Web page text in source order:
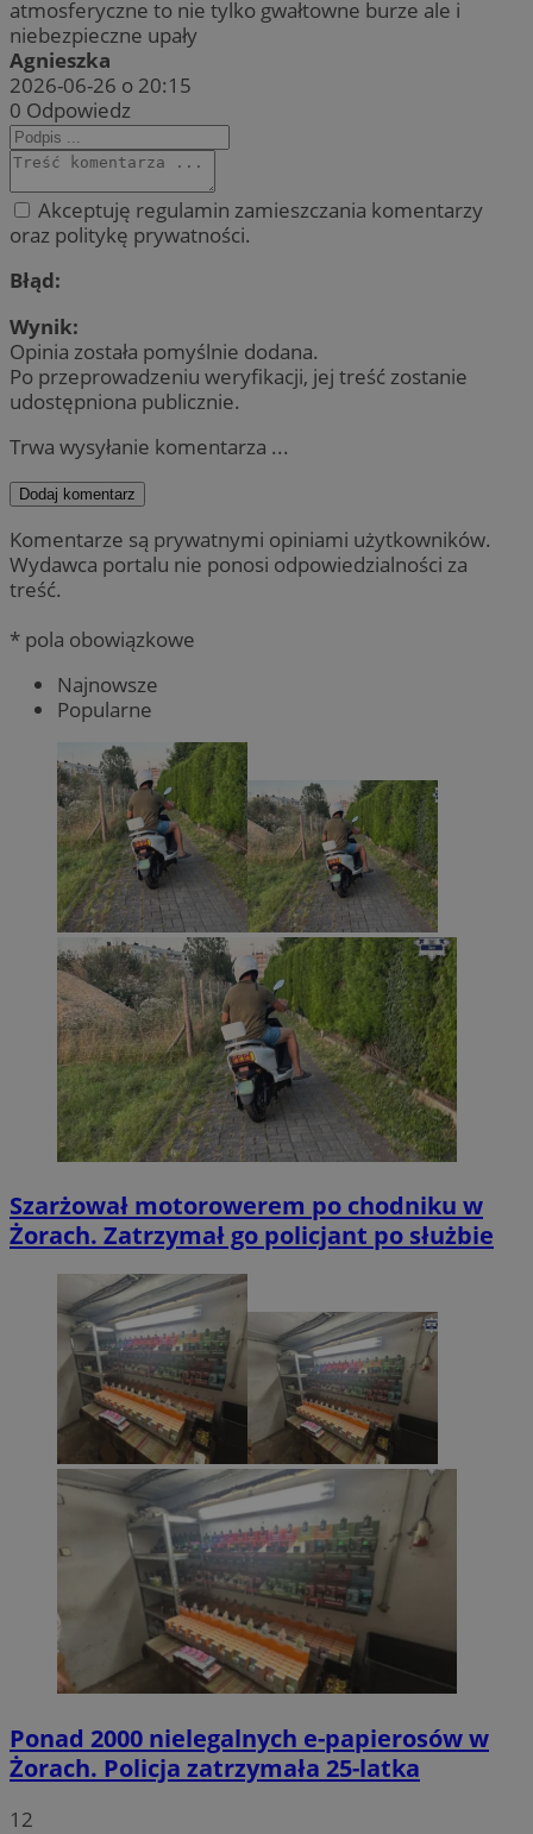
atmosferyczne to nie tylko gwałtowne burze ale i
niebezpieczne upały
Agnieszka
2026-06-26 o 20:15
0 Odpowiedz
Akceptuję regulamin zamieszczania komentarzy
oraz politykę prywatności.
Błąd:
Wynik:
Opinia została pomyślnie dodana.
Po przeprowadzeniu weryfikacji, jej treść zostanie
udostępniona publicznie.
Trwa wysyłanie komentarza ...
Dodaj komentarz
Komentarze są prywatnymi opiniami użytkowników.
Wydawca portalu nie ponosi odpowiedzialności za
treść.
* pola obowiązkowe
Najnowsze
Popularne
Szarżował motorowerem po chodniku w
Żorach. Zatrzymał go policjant po służbie
Ponad 2000 nielegalnych e-papierosów w
Żorach. Policja zatrzymała 25-latka
12